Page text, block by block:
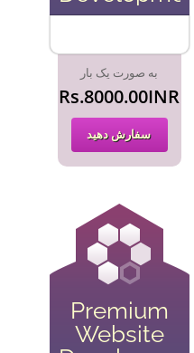
به صورت یک بار
Rs.8000.00INR
سفارش دهید
Premium
Website